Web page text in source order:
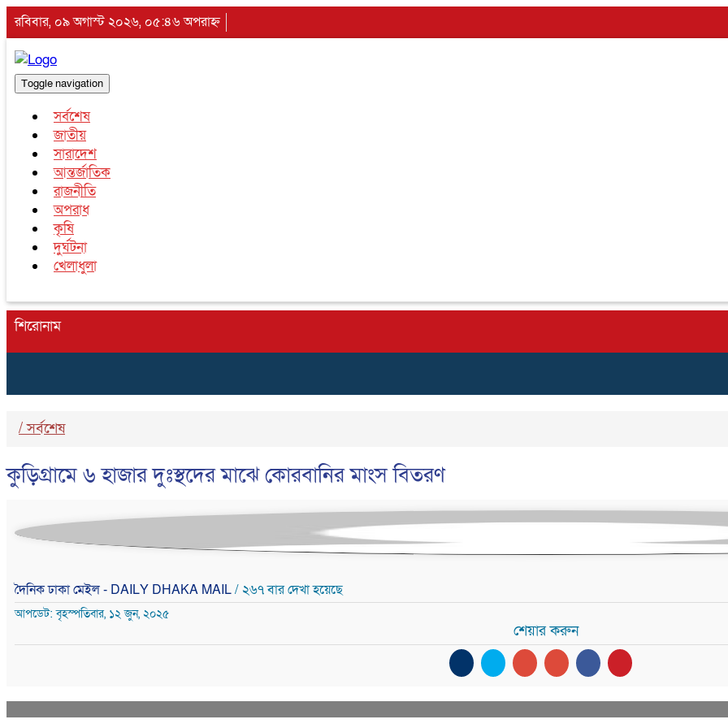
রবিবার, ০৯ অগাস্ট ২০২৬, ০৫:৪৬ অপরাহ্ন
Toggle navigation
সর্বশেষ
জাতীয়
সারাদেশ
আন্তর্জাতিক
রাজনীতি
অপরাধ
কৃষি
দুর্ঘটনা
খেলাধুলা
শিরোনাম
/সর্বশেষ
কুড়িগ্রামে ৬ হাজার দুঃস্থদের মাঝে কোরবানির মাংস বিতরণ
দৈনিক ঢাকা মেইল - DAILY DHAKA MAIL/ ২৬৭ বার দেখা হয়েছে
আপডেট: বৃহস্পতিবার, ১২ জুন, ২০২৫
শেয়ার করুন